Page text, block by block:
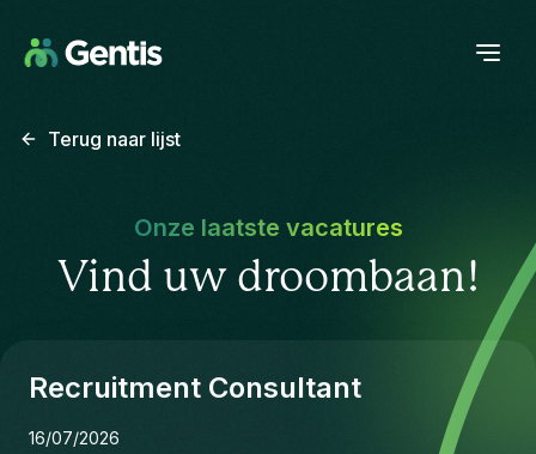
Terug naar lijst
Onze laatste vacatures
Vind uw droombaan!
Recruitment Consultant
16/07/2026